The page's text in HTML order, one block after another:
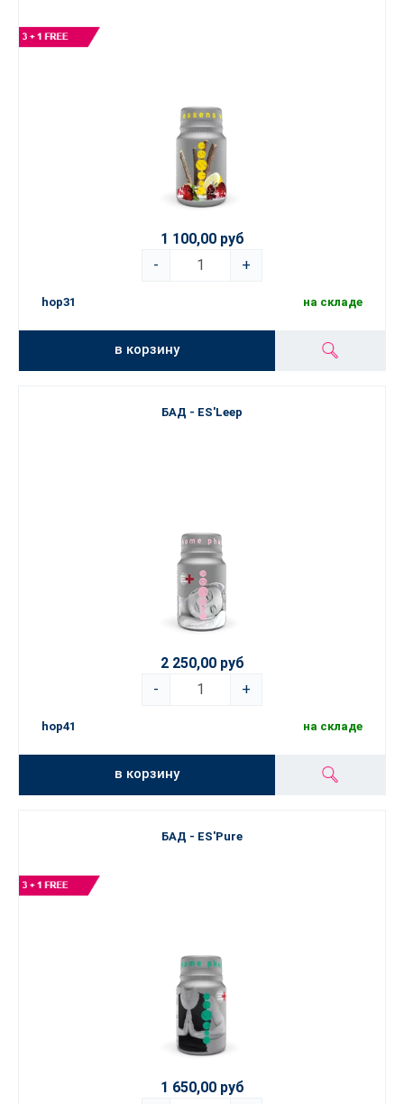
1 100,00 руб
-
+
hop31 на складе
в корзину
БАД - ES'Leep
2 250,00 руб
-
+
hop41 на складе
в корзину
БАД - ES'Pure
1 650,00 руб